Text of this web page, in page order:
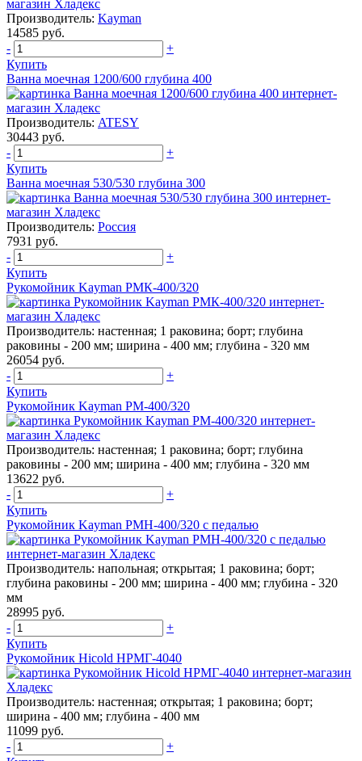
Производитель: Kayman
14585 руб.
-
+
Купить
Ванна моечная 1200/600 глубина 400
Производитель: ATESY
30443 руб.
-
+
Купить
Ванна моечная 530/530 глубина 300
Производитель: Россия
7931 руб.
-
+
Купить
Рукомойник Kayman РМК-400/320
Производитель: настенная; 1 раковина; борт; глубина
раковины - 200 мм; ширина - 400 мм; глубина - 320 мм
26054 руб.
-
+
Купить
Рукомойник Kayman РМ-400/320
Производитель: настенная; 1 раковина; борт; глубина
раковины - 200 мм; ширина - 400 мм; глубина - 320 мм
13622 руб.
-
+
Купить
Рукомойник Kayman РМН-400/320 с педалью
Производитель: напольная; открытая; 1 раковина; борт;
глубина раковины - 200 мм; ширина - 400 мм; глубина - 320
мм
28995 руб.
-
+
Купить
Рукомойник Hicold НРМГ-4040
Производитель: настенная; открытая; 1 раковина; борт;
ширина - 400 мм; глубина - 400 мм
11099 руб.
-
+